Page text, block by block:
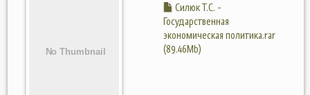
Силюк Т.С. -
Государственная
экономическая политика.rar
(89.46Mb)